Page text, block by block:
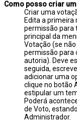
Como posso criar
Criar uma
Edita a primeira
permissão para
principal da
Votação (se
permissão para
autoria). Deve
seguida,
adicionar uma
clique no botão
estipular um
Poderá
de Voto,
Administrador.